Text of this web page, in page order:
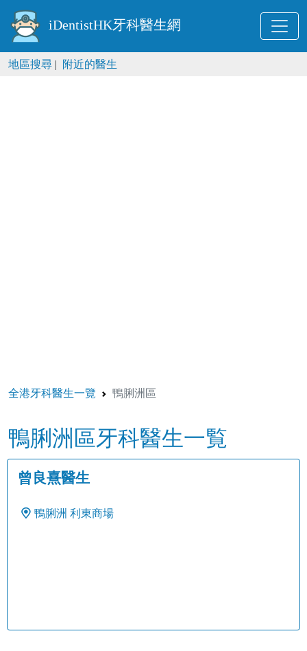
iDentistHK牙科醫生網
地區搜尋 | 附近的醫生
全港牙科醫生一覽 鴨脷洲區
鴨脷洲區牙科醫生一覧
曾良熹醫生
鴨脷洲 利東商場